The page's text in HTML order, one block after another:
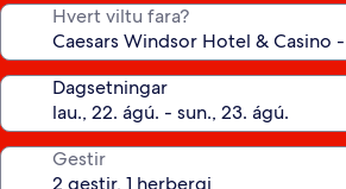
Hvert viltu fara?
Dagsetningar
Gestir